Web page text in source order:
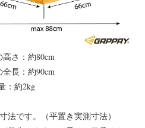
さ：約80cm
全長：約90cm
：約2kg
法です。（平置き実測寸法）